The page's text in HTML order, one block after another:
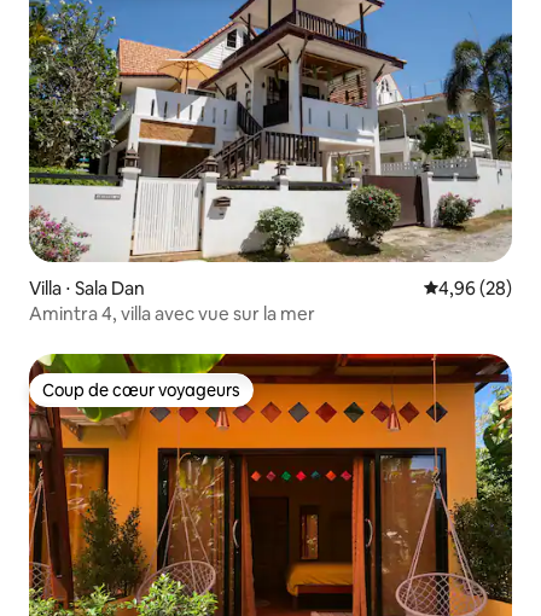
Villa ⋅ Sala Dan Évaluation
4,96 (28)
Amintra 4, villa avec vue sur la mer
Coup de cœur voyageurs
Coup de cœur voyageurs